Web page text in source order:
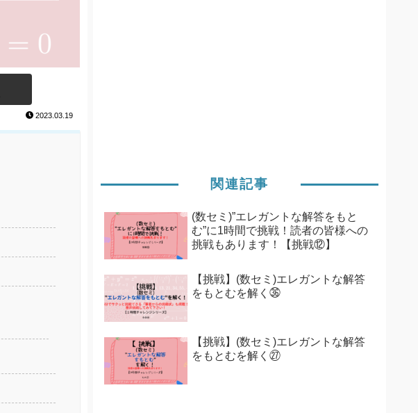
2023.03.19
関連記事
(数セミ)”エレガントな解答をもと
む”に1時間で挑戦！読者の皆様への
挑戦もあります！【挑戦⑫】
【挑戦】(数セミ)エレガントな解答
をもとむを解く㊱
【挑戦】(数セミ)エレガントな解答
をもとむを解く㉗